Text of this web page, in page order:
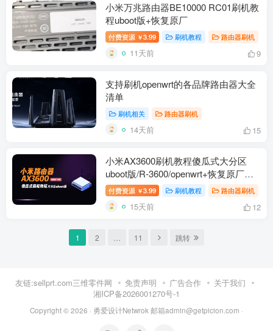
小米万兆路由器BE10000 RC01刷机教
程uboot版+恢复原厂
付费资源 ￥3.99 刷机教程 路由器刷机
11天前 9
支持刷机openwrt的各品牌路由器大全
清单
刷机相关 路由器刷机
14天前 15
小米AX3600刷机教程傻瓜式大分区
uboot版/R-3600/openwrt+恢复原厂教
程
付费资源 ￥3.99 刷机教程 路由器刷机
15天前 12
1 2 11 跳转
友链:sellprt.com三维零件网 免责声明 广告合作
关于我们
湘ICP备2026001270号-1
Copyright © 2026 · 勇爱设计Netwrok 邮箱admin@getpicion.com ·